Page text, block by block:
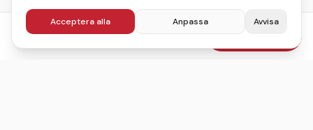
fr.445kr/pers Boka julbord
Acceptera alla Anpassa Avvisa